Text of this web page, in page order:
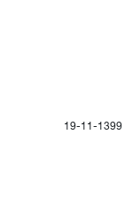
1399-11-19